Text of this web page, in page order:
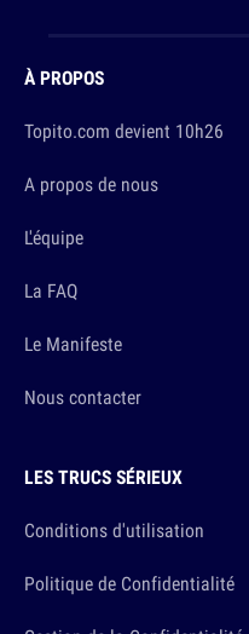
À PROPOS
Topito.com devient 10h26
A propos de nous
L'équipe
La FAQ
Le Manifeste
Nous contacter
LES TRUCS SÉRIEUX
Conditions d'utilisation
Politique de Confidentialité